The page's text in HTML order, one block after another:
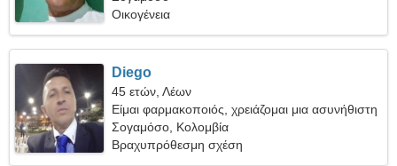
Οικογένεια
Diego
45 ετών, Λέων
Είμαι φαρμακοποιός, χρειάζομαι μια ασυνήθιστη
γυναίκα
Σογαμόσο, Κολομβία
Βραχυπρόθεσμη σχέση